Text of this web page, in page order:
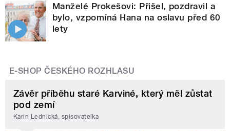
Manželé Prokešovi: Přišel, pozdravil a
bylo, vzpomíná Hana na oslavu před 60
lety
E-SHOP ČESKÉHO ROZHLASU
Závěr příběhu staré Karviné, který měl zůstat
pod zemí
Karin Lednická, spisovatelka